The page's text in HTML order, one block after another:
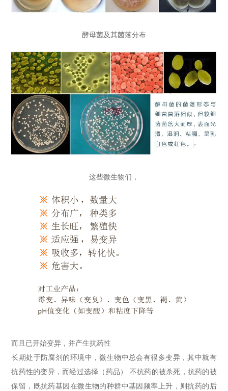
酵母菌及其菌落分布
这些微生物们 ，
而且已开始变异，并产生抗药性
长期处于防腐剂的环境中，微生物中总会有很多变异，其中就有
抗药性的变异，而经过选择（药品） 不抗药的被杀死，抗药的被
保留，既抗药基因在微生物的种群中基因频率上升，则抗药的后